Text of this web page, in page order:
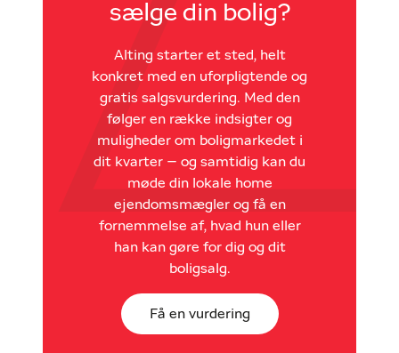
sælge din bolig?
Alting starter et sted, helt
konkret med en uforpligtende og
gratis salgsvurdering. Med den
følger en række indsigter og
muligheder om boligmarkedet i
dit kvarter – og samtidig kan du
møde din lokale home
ejendomsmægler og få en
fornemmelse af, hvad hun eller
han kan gøre for dig og dit
boligsalg.
Få en vurdering